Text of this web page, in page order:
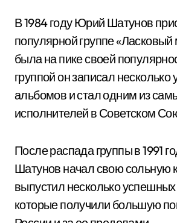
В 1984 году Юрий Шатунов
популярной группе «Ласковый
была на пике своей
группой он записал
альбомов и стал одним из
исполнителей в Советском
После распада группы в 1991
Шатунов начал свою сольную
выпустил несколько
которые получили большую